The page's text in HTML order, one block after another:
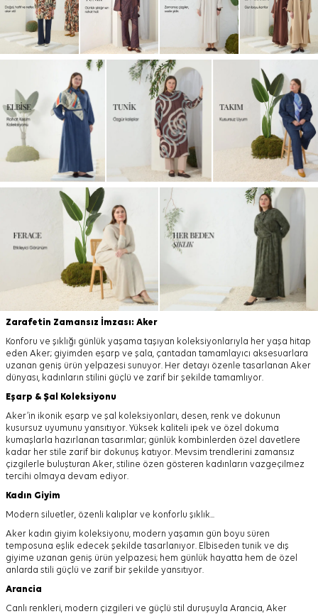
Zarafetin Zamansız İmzası: Aker
Konforu ve şıklığı günlük yaşama taşıyan koleksiyonlarıyla her yaşa hitap
eden Aker; giyimden eşarp ve şala, çantadan tamamlayıcı aksesuarlara
uzanan geniş ürün yelpazesi sunuyor. Her detayı özenle tasarlanan Aker
dünyası, kadınların stilini güçlü ve zarif bir şekilde tamamlıyor.
Eşarp & Şal Koleksiyonu
Aker’in ikonik eşarp ve şal koleksiyonları, desen, renk ve dokunun
kusursuz uyumunu yansıtıyor. Yüksek kaliteli ipek ve özel dokuma
kumaşlarla hazırlanan tasarımlar; günlük kombinlerden özel davetlere
kadar her stile zarif bir dokunuş katıyor. Mevsim trendlerini zamansız
çizgilerle buluşturan Aker, stiline özen gösteren kadınların vazgeçilmez
tercihi olmaya devam ediyor.
Kadın Giyim
Modern siluetler, özenli kalıplar ve konforlu şıklık...
Aker kadın giyim koleksiyonu, modern yaşamın gün boyu süren
temposuna eşlik edecek şekilde tasarlanıyor. Elbiseden tunik ve dış
giyime uzanan geniş ürün yelpazesi; hem günlük hayatta hem de özel
anlarda stili güçlü ve zarif bir şekilde yansıtıyor.
Arancia
Canlı renkleri, modern çizgileri ve güçlü stil duruşuyla Arancia, Aker